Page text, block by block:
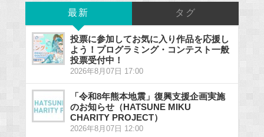
最新 タグ
投票に参加してお気に入り作品を応援し
よう！プログラミング・コンテスト一般
投票受付中！
2026年8月07日 17:00
「令和8年熊本地震」復興支援企画実施
のお知らせ（HATSUNE MIKU
CHARITY PROJECT）
2026年8月07日 12:00